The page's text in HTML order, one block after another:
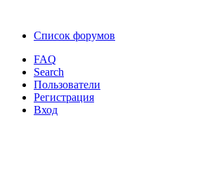
Список форумов
FAQ
Search
Пользователи
Регистрация
Вход